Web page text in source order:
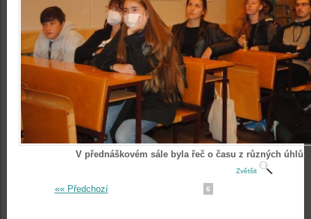
V přednáškovém sále byla řeč o času z různých úhlů.
Zvětšit
«« Předchozí 6